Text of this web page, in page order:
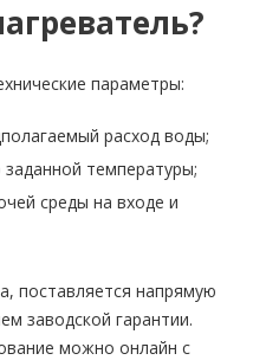
параметры:
расход воды;
температуры;
среды на входе и
поставляется напрямую
заводской гарантии.
можно онлайн с